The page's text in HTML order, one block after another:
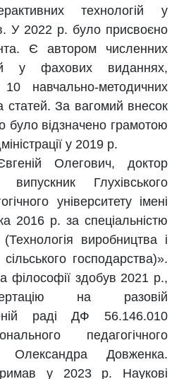
технологій у
У 2022 р. було присвоєно
Є автором численних
у фахових виданнях,
навчально-методичних
статей. За вагомий внесок
було відзначено грамотою
у 2019 р.
Олегович, доктор
Глухівського
університету імені
2016 р. за спеціальністю
виробництва і
господарства)».
філософії здобув 2021 р.,
на разовій
раді ДФ 56.146.010
педагогічного
Олександра Довженка.
у 2023 р. Наукові